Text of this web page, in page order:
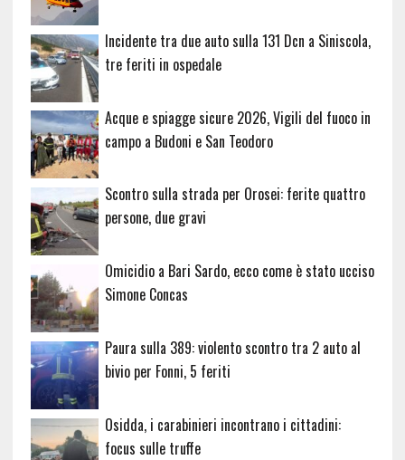
Incidente tra due auto sulla 131 Dcn a Siniscola,
tre feriti in ospedale
Acque e spiagge sicure 2026, Vigili del fuoco in
campo a Budoni e San Teodoro
Scontro sulla strada per Orosei: ferite quattro
persone, due gravi
Omicidio a Bari Sardo, ecco come è stato ucciso
Simone Concas
Paura sulla 389: violento scontro tra 2 auto al
bivio per Fonni, 5 feriti
Osidda, i carabinieri incontrano i cittadini:
focus sulle truffe